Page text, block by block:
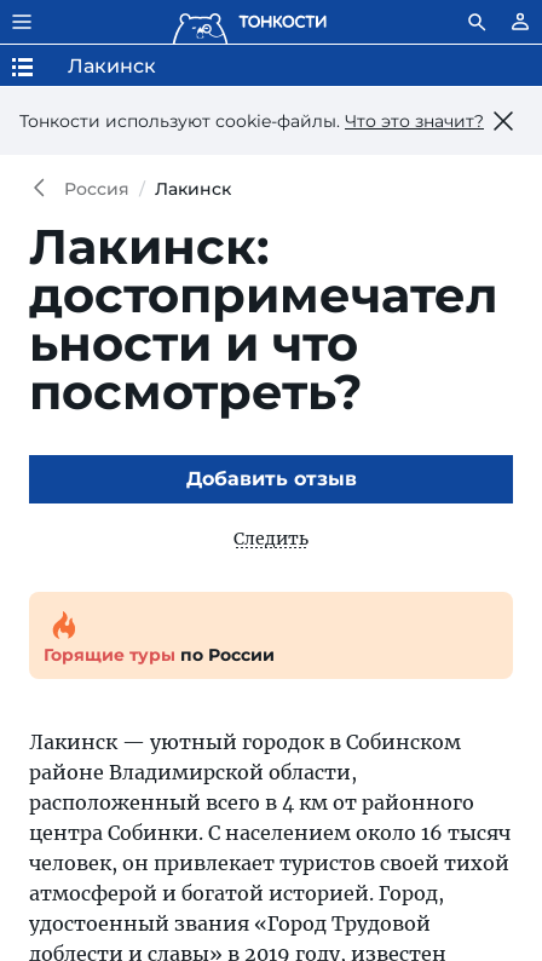
Тонкости используют сookie-файлы. Что это значит?
Лакинск
Россия Лакинск
Лакинск:
достопримечател
ьности и что
посмотреть?
Добавить отзыв
Следить
Горящие туры по России
Лакинск — уютный городок в Собинском
районе Владимирской области,
расположенный всего в 4 км от районного
центра Собинки. С населением около 16 тысяч
человек, он привлекает туристов своей тихой
атмосферой и богатой историей. Город,
удостоенный звания «Город Трудовой
доблести и славы» в 2019 году, известен